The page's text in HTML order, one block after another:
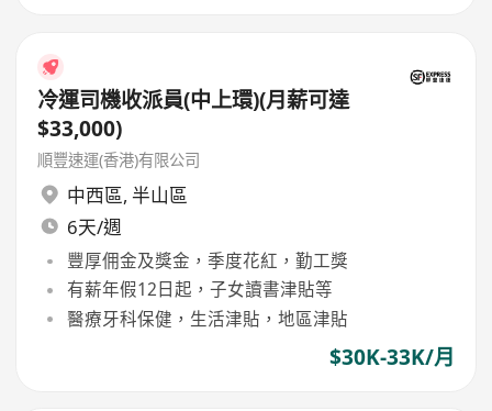
冷運司機收派員(中上環)(月薪可達
$33,000)
順豐速運(香港)有限公司
中西區, 半山區
6天/週
豐厚佣金及獎金，季度花紅，勤工獎
有薪年假12日起，子女讀書津貼等
醫療牙科保健，生活津貼，地區津貼
$30K-33K/月